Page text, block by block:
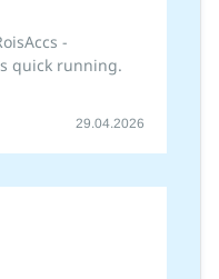
-
quick running.
29.04.2026